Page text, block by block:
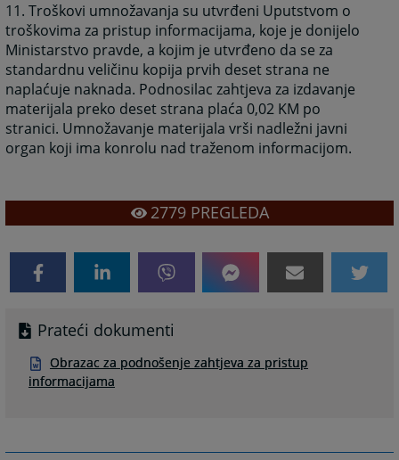
11. Troškovi umnožavanja su utvrđeni Uputstvom o
troškovima za pristup informacijama, koje je donijelo
Ministarstvo pravde, a kojim je utvrđeno da se za
standardnu veličinu kopija prvih deset strana ne
naplaćuje naknada. Podnosilac zahtjeva za izdavanje
materijala preko deset strana plaća 0,02 KM po
stranici. Umnožavanje materijala vrši nadležni javni
organ koji ima konrolu nad traženom informacijom.
2779PREGLEDA
Prateći dokumenti
Obrazac za podnošenje zahtjeva za pristup
informacijama